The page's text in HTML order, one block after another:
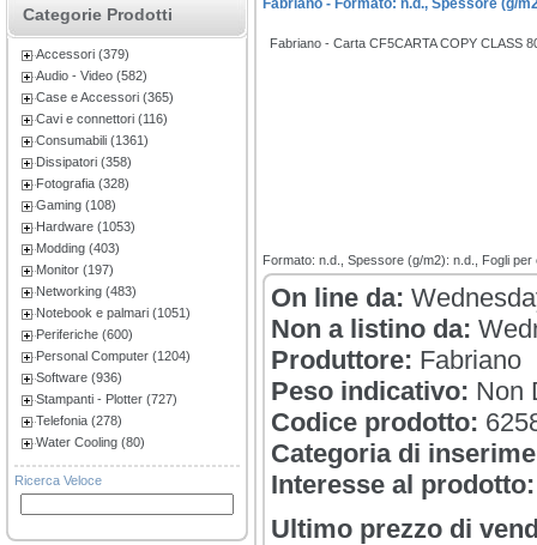
Categorie Prodotti
Accessori (379)
Audio - Video (582)
Case e Accessori (365)
Cavi e connettori (116)
Consumabili (1361)
Dissipatori (358)
Fotografia (328)
Gaming (108)
Hardware (1053)
Modding (403)
Monitor (197)
Networking (483)
Notebook e palmari (1051)
Periferiche (600)
Personal Computer (1204)
Software (936)
Stampanti - Plotter (727)
Telefonia (278)
Water Cooling (80)
Ricerca Veloce
Fabriano - Formato: n.d., Spessore (g/
Fabriano - Carta CF5CARTA COPY CLASS
Formato: n.d., Spessore (g/m2): n.d., Fogli per
On line da:
Non a listino da:
Produttore: Fabriano
Peso indicativo: Non
Codice prodotto:
Categoria di
Interesse al prodotto:
Ultimo prezzo di